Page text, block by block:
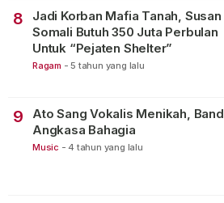
8
Jadi Korban Mafia Tanah, Susan
Somali Butuh 350 Juta Perbulan
Untuk “Pejaten Shelter”
Ragam - 5 tahun yang lalu
9
Ato Sang Vokalis Menikah, Band
Angkasa Bahagia
Music - 4 tahun yang lalu